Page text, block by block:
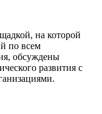
на которой
по всем
обсуждены
развития с